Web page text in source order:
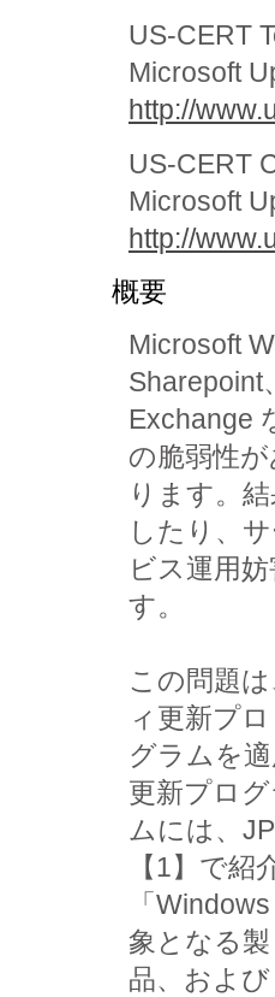
US-CERT
Microsoft
http://
US-CERT
Microsoft
http://
概要
Microsoft
Sharepoint
Exchange
の脆弱性
ります。
したり、
ビス運用
す。
この問題
ィ更新プロ
グラムを
更新プロ
ムには、
【1】で紹
「
象となる製
品、およ